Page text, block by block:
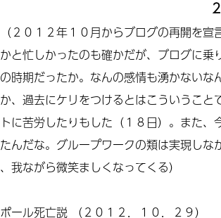
２０１２年１０月からブログの再開を宣
と忙しかったのも確かだが、ブログに
時期だったか。なんの感情も湧かない
、過去にケリをつけるとはこういうこ
に苦労したりもした（１８日）。また
んだな。グループワークの類は実現し
我ながら微笑ましくなってくる）
ポール死亡説 （２０１２．１０．２９）